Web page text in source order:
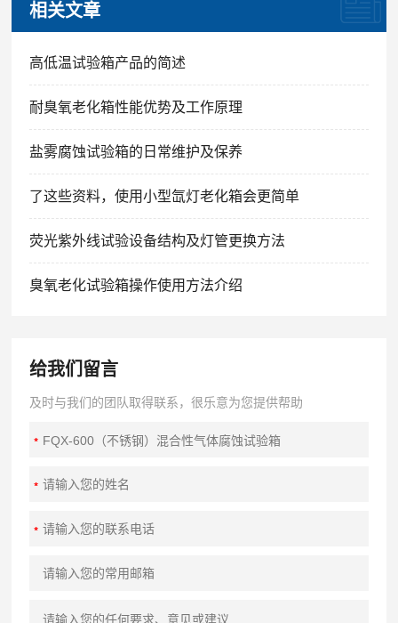
相关文章
高低温试验箱产品的简述
耐臭氧老化箱性能优势及工作原理
盐雾腐蚀试验箱的日常维护及保养
了这些资料，使用小型氙灯老化箱会更简单
荧光紫外线试验设备结构及灯管更换方法
臭氧老化试验箱操作使用方法介绍
给我们留言
及时与我们的团队取得联系，很乐意为您提供帮助